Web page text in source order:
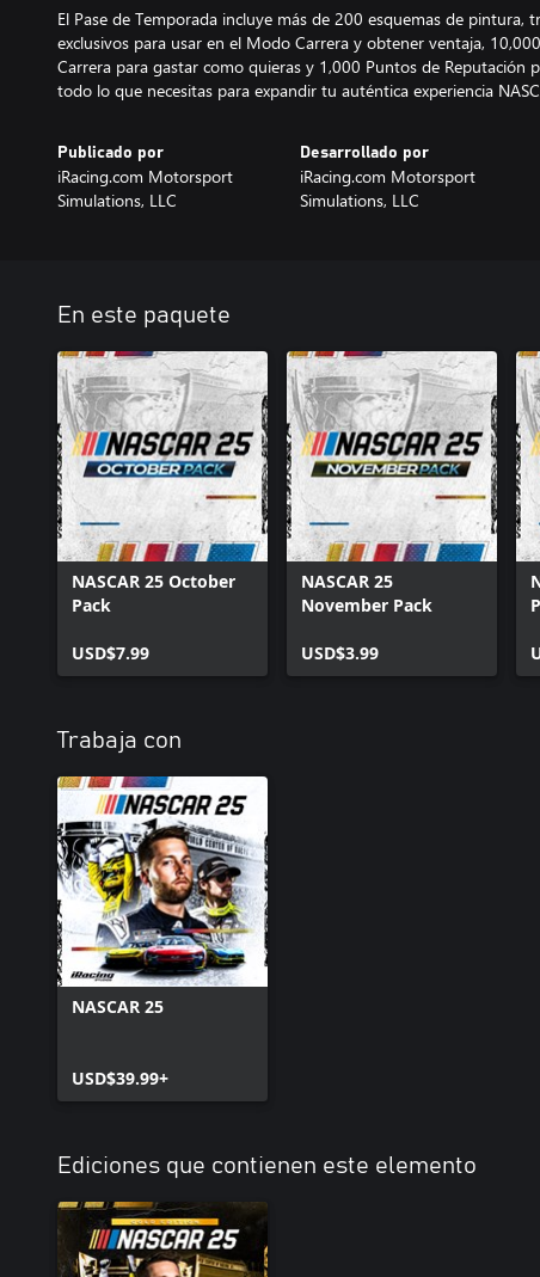
El Pase de Temporada incluye más de 200 esquemas de pintura,
exclusivos para usar en el Modo Carrera y obtener ventaja,
Carrera para gastar como quieras y 1,000 Puntos de Reputación
todo lo que necesitas para expandir tu auténtica experiencia
Publicado por
iRacing.com Motorsport
Simulations, LLC
Desarrollado por
iRacing.com Motorsport
Simulations, LLC
En este paquete
NASCAR 25 October
Pack
USD$7.99
NASCAR 25
November Pack
USD$3.99
Trabaja con
NASCAR 25
USD$39.99+
Ediciones que contienen este elemento